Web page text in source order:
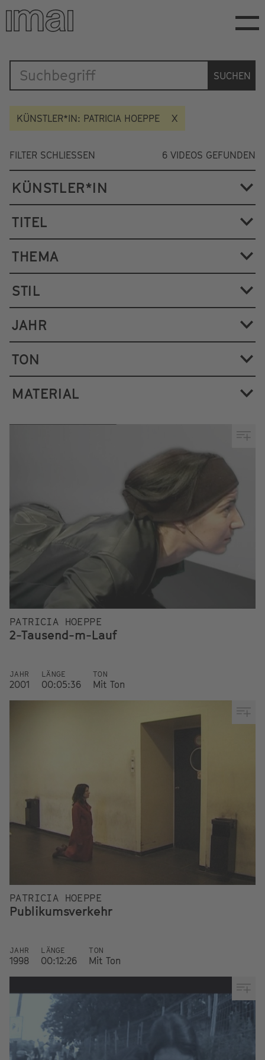
Direkt
zum
Inhalt
Katalog
SUCHEN
KÜNSTLER*IN: PATRICIA HOEPPE
FILTER SCHLIESSEN 6 VIDEOS GEFUNDEN
KÜNSTLER*IN
TITEL
THEMA
STIL
JAHR
TON
MATERIAL
PATRICIA HOEPPE
2-Tausend-m-Lauf
JAHR
2001
LÄNGE
00:05:36
TON
Mit Ton
PATRICIA HOEPPE
Publikumsverkehr
JAHR
1998
LÄNGE
00:12:26
TON
Mit Ton